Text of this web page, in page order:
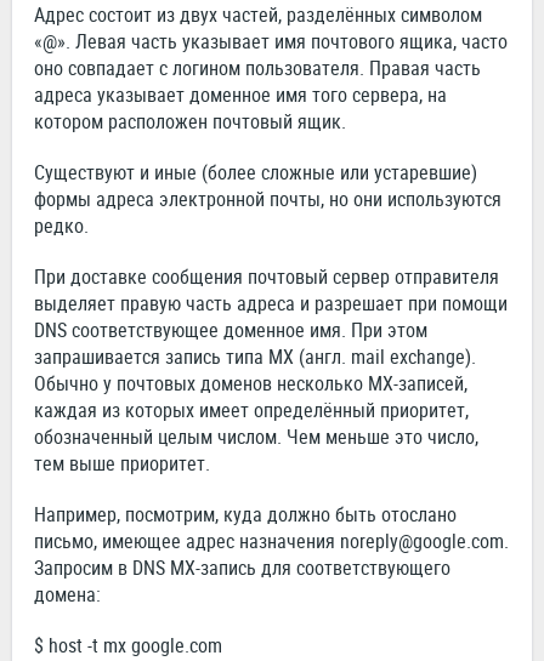
Адрес состоит из двух частей, разделённых символом
«@». Левая часть указывает имя почтового ящика, часто
оно совпадает с логином пользователя. Правая часть
адреса указывает доменное имя того сервера, на
котором расположен почтовый ящик.
Существуют и иные (более сложные или устаревшие)
формы адреса электронной почты, но они используются
редко.
При доставке сообщения почтовый сервер отправителя
выделяет правую часть адреса и разрешает при помощи
DNS соответствующее доменное имя. При этом
запрашивается запись типа MX (англ. mail exchange).
Обычно у почтовых доменов несколько MX-записей,
каждая из которых имеет определённый приоритет,
обозначенный целым числом. Чем меньше это число,
тем выше приоритет.
Например, посмотрим, куда должно быть отослано
письмо, имеющее адрес назначения noreply@google.com.
Запросим в DNS MX-запись для соответствующего
домена:
$ host -t mx google.com